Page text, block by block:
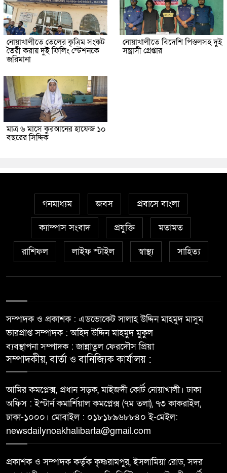
নোয়াখালীতে তেলের কৃত্রিম সংকট
তৈরী করায় দুই ফিলিং স্টেশনকে
জরিমানা
নোয়াখালীতে বিদেশি পিস্তলসহ দুই
সন্ত্রাসী গ্রেপ্তার
মাত্র ৬ মাসে কুরআনের হাফেজ ১০
বছরের সিদ্দিক
গনমাধ্যম জবস প্রবাসে বাংলা
ক্যাম্পাস সংবাদ প্রযুক্তি মতামত
রাশিফল লাইফ স্টাইল স্বাস্থ্য সাহিত্য
সম্পাদক ও প্রকাশক : এডভোকেট সালাহ উদ্দিন মাহমুদ মাসুম
ভারপ্রাপ্ত সম্পাদক : অহিদ উদ্দিন মাহমুদ মুকুল
ব্যবস্থাপনা সম্পাদক : জান্নাতুল ফেরদৌস প্রিয়া
সম্পাদকীয়, বার্তা ও বানিজ্যিক কার্যালয় :
আমির কমপ্লেক্স, প্রধান সড়ক, মাইজদী কোর্ট নোয়াখালী। ঢাকা
অফিস : ইস্টার্ন কমার্শিয়াল কমপ্লেক্স (৭ম তলা), ৭৩ কাকরাইল,
ঢাকা-১০০০। মোবাইল : ০১৮১৮৯৬৮৮৪০ ই-মেইল:
newsdailynoakhalibarta@gmail.com
প্রকাশক ও সম্পাদক কর্তৃক কৃষ্ণরামপুর, ইসলামিয়া রোড, সদর